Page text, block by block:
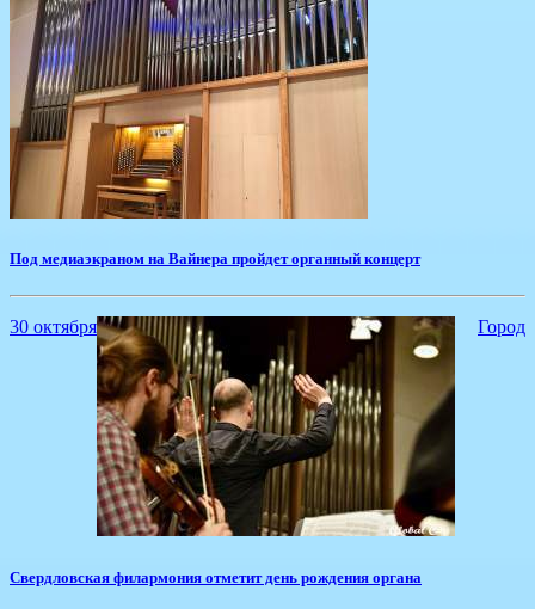
Под медиаэкраном на Вайнера пройдет органный концерт
30 октября Город
Свердловская филармония отметит день рождения органа